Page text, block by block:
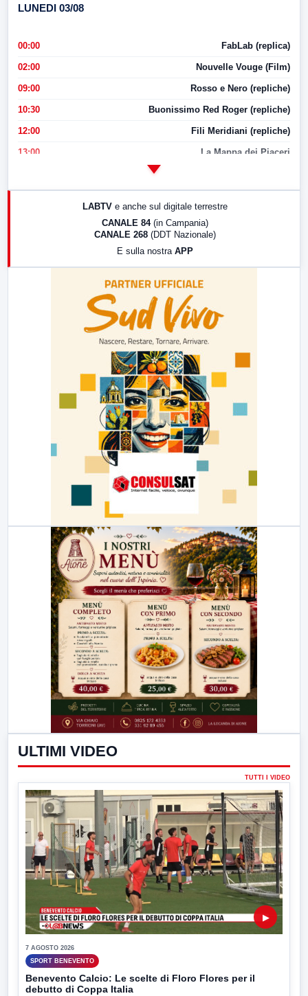
LUNEDI 03/08
00:00 FabLab (replica)
02:00 Nouvelle Vouge (Film)
09:00 Rosso e Nero (repliche)
10:30 Buonissimo Red Roger (repliche)
12:00 Fili Meridiani (repliche)
13:00 La Mappa dei Piaceri
17:00 LabNews (replica)
LABTV e anche sul digitale terrestre
CANALE 84 (in Campania)
CANALE 268 (DDT Nazionale)
E sulla nostra APP
ULTIMI VIDEO
TUTTI I VIDEO
▶
7 AGOSTO 2026
SPORT BENEVENTO
Benevento Calcio: Le scelte di Floro Flores per il
debutto di Coppa Italia